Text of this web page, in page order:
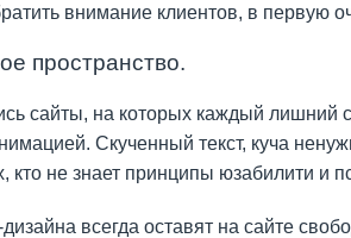
внимание клиентов, в первую
пространство.
сайты, на которых каждый
Скученный текст, куча
кто не знает принципы юзабилити и
всегда оставят на сайте